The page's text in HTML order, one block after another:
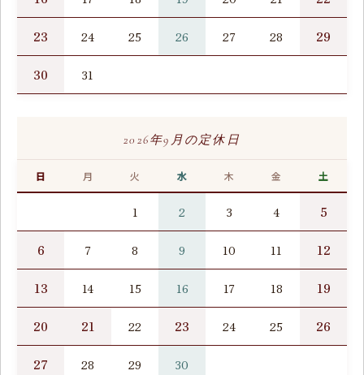
23 24 25 26 27 28 29
30 31
2026年9月の定休日
日 月 火 水 木 金 土
1 2 3 4 5
6 7 8 9 10 11 12
13 14 15 16 17 18 19
20 21 22 23 24 25 26
27 28 29 30